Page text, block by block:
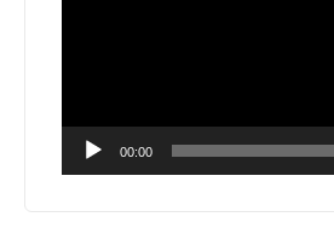
00:00